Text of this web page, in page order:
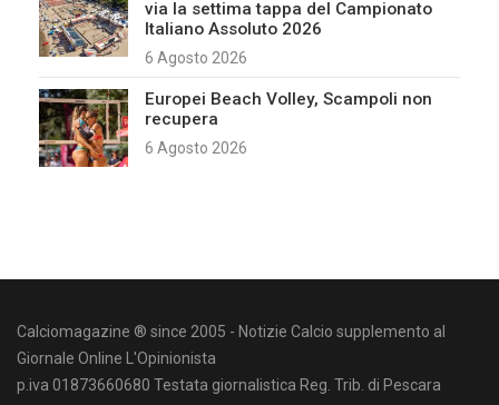
via la settima tappa del Campionato
Italiano Assoluto 2026
6 Agosto 2026
Europei Beach Volley, Scampoli non
recupera
6 Agosto 2026
Calciomagazine ® since 2005 - Notizie Calcio supplemento al
Giornale Online L'Opinionista
p.iva 01873660680 Testata giornalistica Reg. Trib. di Pescara